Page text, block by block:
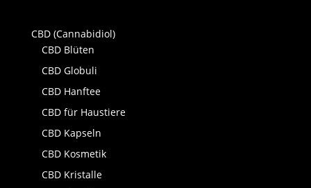
CBD (Cannabidiol)
CBD Blüten
CBD Globuli
CBD Hanftee
CBD für Haustiere
CBD Kapseln
CBD Kosmetik
CBD Kristalle